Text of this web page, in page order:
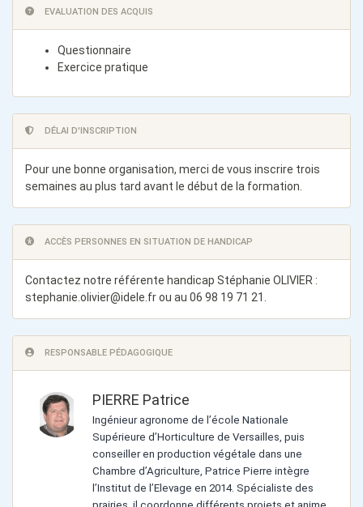
EVALUATION DES ACQUIS
Questionnaire
Exercice pratique
DÉLAI D'INSCRIPTION
Pour une bonne organisation, merci de vous inscrire trois
semaines au plus tard avant le début de la formation.
ACCÈS PERSONNES EN SITUATION DE HANDICAP
Contactez notre référente handicap Stéphanie OLIVIER :
stephanie.olivier@idele.frou au 06 98 19 71 21.
RESPONSABLE PÉDAGOGIQUE
PIERRE Patrice
Ingénieur agronome de l’école Nationale
Supérieure d’Horticulture de Versailles, puis
conseiller en production végétale dans une
Chambre d’Agriculture, Patrice Pierre intègre
l’Institut de l’Elevage en 2014. Spécialiste des